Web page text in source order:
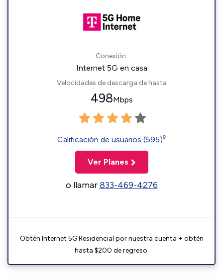
Conexión:
Internet 5G en casa
Velocidades de descarga de hasta
498Mbps
Calificación de usuarios (595)◊
Ver Planes
o llamar833-469-4276
Obtén Internet 5G Residencial por nuestra cuenta + obtén
hasta $200 de regreso.